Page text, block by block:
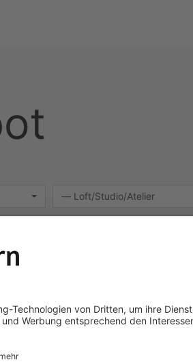
— Loft/Studio/Atelier
neue Ergebnisse